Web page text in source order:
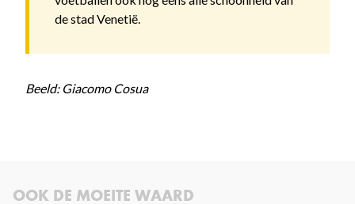
de stad Venetië.
Beeld: Giacomo Cosua
OOK DE MOEITE WAARD